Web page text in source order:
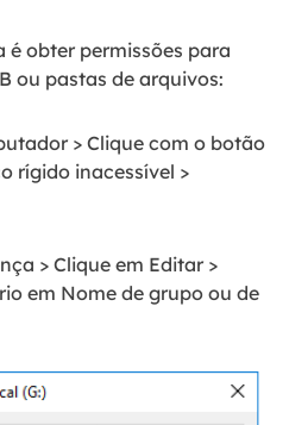
é obter permissões para
ou pastas de arquivos:
> Clique com o botão
rígido inacessível >
> Clique em Editar >
em Nome de grupo ou de